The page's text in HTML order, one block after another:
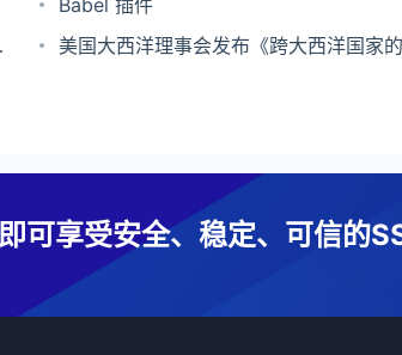
Babel 插件
美国大西洋理事会发布《跨大西洋国家
可享受安全、稳定、可信的